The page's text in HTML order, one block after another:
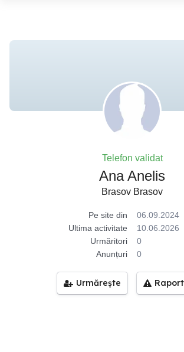
Telefon validat
Ana Anelis
Brasov Brasov
Pe site din
06.09.2024
Ultima activitate
10.06.2026
Urmăritori
0
Anunțuri
0
Urmărește